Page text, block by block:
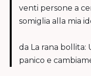
venti persone a
somiglia alla mia
da La rana bollita:
panico e